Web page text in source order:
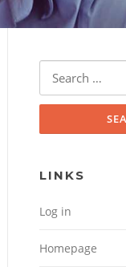
Search for:
LINKS
Log in
Homepage